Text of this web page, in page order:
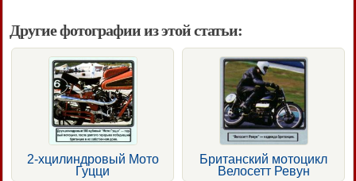
Другие фотографии из этой статьи:
2-хцилиндровый Мото
Гуцци
Британский мотоцикл
Велосетт Ревун